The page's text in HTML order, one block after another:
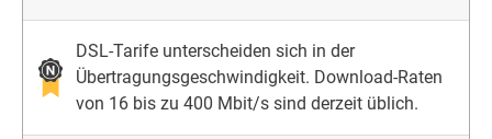
DSL-Tarife unterscheiden sich in der
Übertragungsgeschwindigkeit. Download-Raten
von 16 bis zu 400 Mbit/s sind derzeit üblich.